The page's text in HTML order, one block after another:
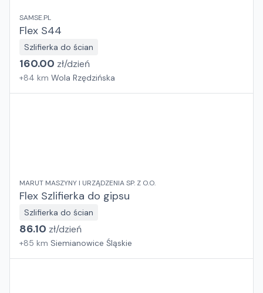
SAMSE.PL
Flex S44
Szlifierka do ścian
160.00 zł/dzień
+84 km Wola Rzędzińska
MARUT MASZYNY I URZĄDZENIA SP. Z O.O.
Flex Szlifierka do gipsu
Szlifierka do ścian
86.10 zł/dzień
+85 km Siemianowice Śląskie